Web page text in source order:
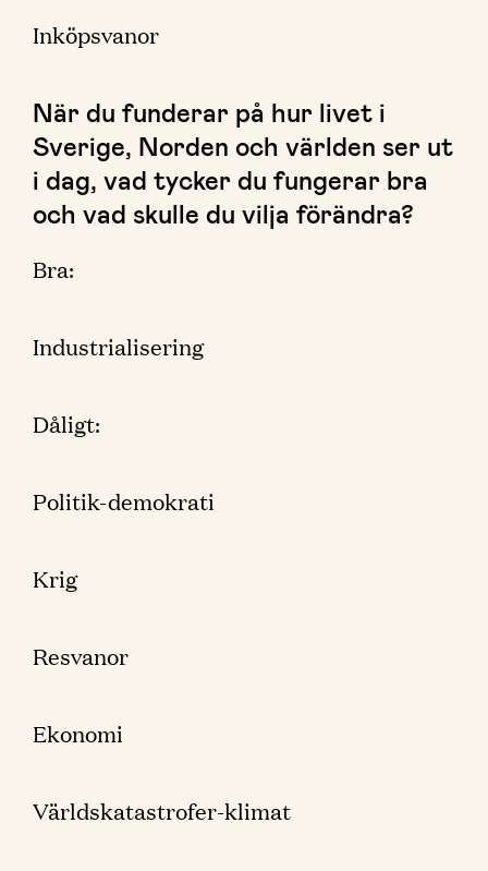
Inköpsvanor
När du funderar på hur livet i
Sverige, Norden och världen ser ut
i dag, vad tycker du fungerar bra
och vad skulle du vilja förändra?
Bra:
Industrialisering
Dåligt:
Politik-demokrati
Krig
Resvanor
Ekonomi
Världskatastrofer-klimat